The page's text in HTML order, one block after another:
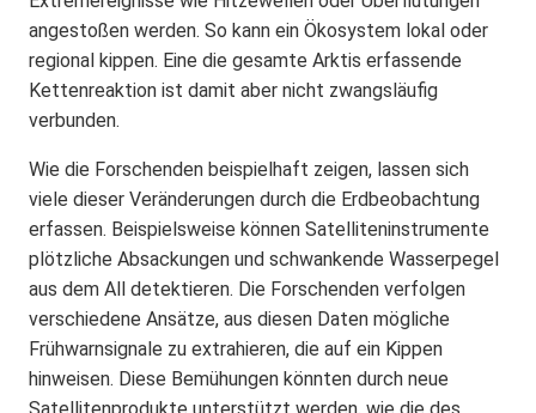
angestoßen werden. So kann ein Ökosystem lokal oder
regional kippen. Eine die gesamte Arktis erfassende
Kettenreaktion ist damit aber nicht zwangsläufig
verbunden.
Wie die Forschenden beispielhaft zeigen, lassen sich
viele dieser Veränderungen durch die Erdbeobachtung
erfassen. Beispielsweise können Satelliteninstrumente
plötzliche Absackungen und schwankende Wasserpegel
aus dem All detektieren. Die Forschenden verfolgen
verschiedene Ansätze, aus diesen Daten mögliche
Frühwarnsignale zu extrahieren, die auf ein Kippen
hinweisen. Diese Bemühungen könnten durch neue